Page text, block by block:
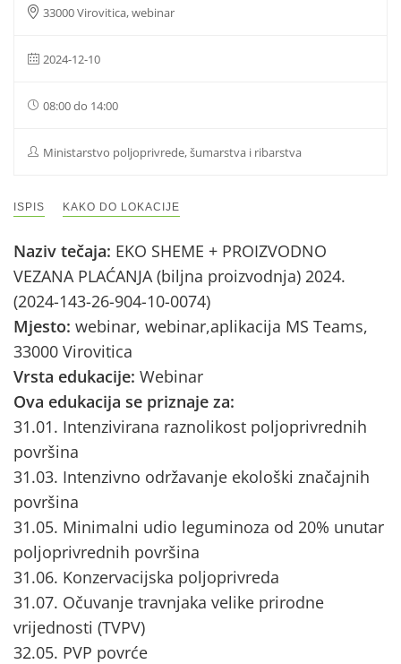
33000 Virovitica, webinar
2024-12-10
08:00 do 14:00
Ministarstvo poljoprivrede, šumarstva i ribarstva
ISPIS KAKO DO LOKACIJE
Naziv tečaja: EKO SHEME + PROIZVODNO
VEZANA PLAĆANJA (biljna proizvodnja) 2024.
(2024-143-26-904-10-0074)
Mjesto: webinar, webinar,aplikacija MS Teams,
33000 Virovitica
Vrsta edukacije: Webinar
Ova edukacija se priznaje za:
31.01. Intenzivirana raznolikost poljoprivrednih
površina
31.03. Intenzivno održavanje ekološki značajnih
površina
31.05. Minimalni udio leguminoza od 20% unutar
poljoprivrednih površina
31.06. Konzervacijska poljoprivreda
31.07. Očuvanje travnjaka velike prirodne
vrijednosti (TVPV)
32.05. PVP povrće